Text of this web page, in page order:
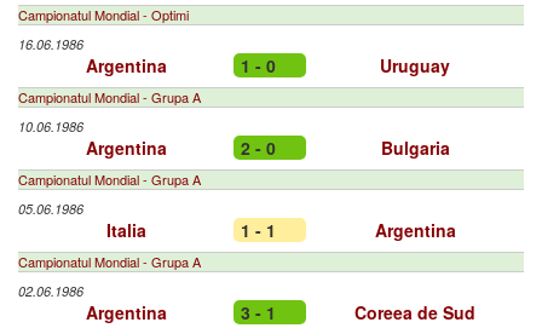
Campionatul Mondial - Optimi
16.06.1986
Argentina 1 - 0 Uruguay
Campionatul Mondial - Grupa A
10.06.1986
Argentina 2 - 0 Bulgaria
Campionatul Mondial - Grupa A
05.06.1986
Italia 1 - 1 Argentina
Campionatul Mondial - Grupa A
02.06.1986
Argentina 3 - 1 Coreea de Sud